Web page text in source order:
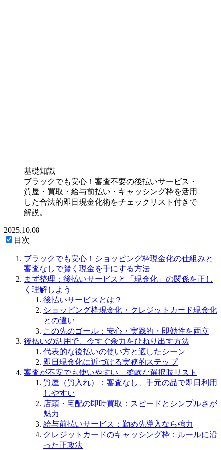
基礎知識
ブラックでも安心！審査不要の後払いサービス・
質屋・買取・給与前払い・キャッシング枠を活用
した合法的即日現金化術をチェックリスト付きで
解説。
2025.10.08
目次
ブラックでも安心！ショッピング枠現金化の仕組みと
審査なしで賢く現金を手にする方法
まず整理：後払いサービスと「現金化」の関係を正し
く理解しよう
後払いサービスとは？
ショッピング枠現金化・クレジットカード現金化
との違い
この先のゴール：安心・実践的・即効性を両立
後払いの活用で、今すぐ余力をひねり出す方法
代表的な後払いの使い方と適したシーン
即日現金化に近づける実務的ステップ
審査が不安でも使いやすい、柔軟な選択肢リスト
質屋（質入れ）：審査なし、手元の品で即日利用
しやすい
店頭・宅配の即時買取：スピードとシンプルさが
魅力
給与前払いサービス：勤め先導入なら強力
クレジットカードのキャッシング枠：ルールに沿
った正攻法